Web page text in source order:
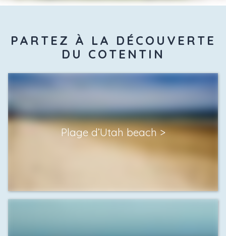
PARTEZ À LA DÉCOUVERTE
DU COTENTIN
Plage d’Utah beach